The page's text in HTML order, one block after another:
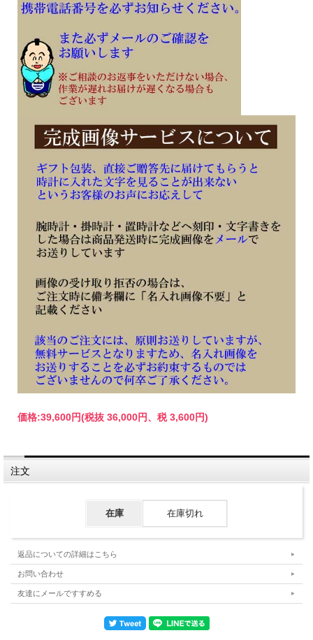
価格:39,600円(税抜 36,000円、税 3,600円)
注文
在庫 在庫切れ
返品についての詳細はこちら
お問い合わせ
友達にメールですすめる